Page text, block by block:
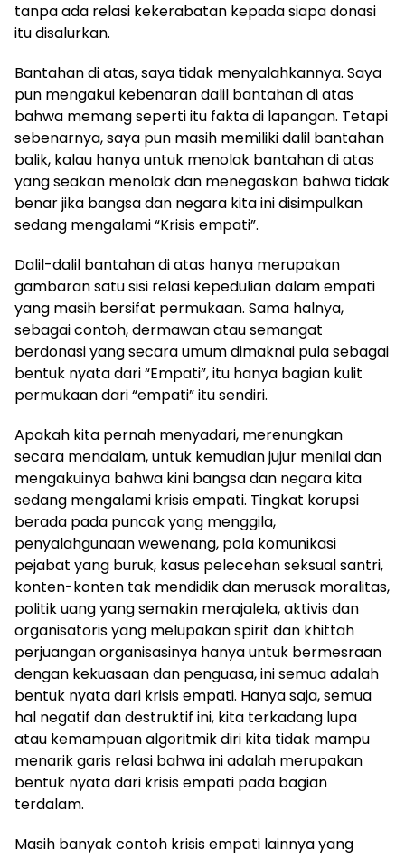
tanpa ada relasi kekerabatan kepada siapa donasi
itu disalurkan.
Bantahan di atas, saya tidak menyalahkannya. Saya
pun mengakui kebenaran dalil bantahan di atas
bahwa memang seperti itu fakta di lapangan. Tetapi
sebenarnya, saya pun masih memiliki dalil bantahan
balik, kalau hanya untuk menolak bantahan di atas
yang seakan menolak dan menegaskan bahwa tidak
benar jika bangsa dan negara kita ini disimpulkan
sedang mengalami “Krisis empati”.
Dalil-dalil bantahan di atas hanya merupakan
gambaran satu sisi relasi kepedulian dalam empati
yang masih bersifat permukaan. Sama halnya,
sebagai contoh, dermawan atau semangat
berdonasi yang secara umum dimaknai pula sebagai
bentuk nyata dari “Empati”, itu hanya bagian kulit
permukaan dari “empati” itu sendiri.
Apakah kita pernah menyadari, merenungkan
secara mendalam, untuk kemudian jujur menilai dan
mengakuinya bahwa kini bangsa dan negara kita
sedang mengalami krisis empati. Tingkat korupsi
berada pada puncak yang menggila,
penyalahgunaan wewenang, pola komunikasi
pejabat yang buruk, kasus pelecehan seksual santri,
konten-konten tak mendidik dan merusak moralitas,
politik uang yang semakin merajalela, aktivis dan
organisatoris yang melupakan spirit dan khittah
perjuangan organisasinya hanya untuk bermesraan
dengan kekuasaan dan penguasa, ini semua adalah
bentuk nyata dari krisis empati. Hanya saja, semua
hal negatif dan destruktif ini, kita terkadang lupa
atau kemampuan algoritmik diri kita tidak mampu
menarik garis relasi bahwa ini adalah merupakan
bentuk nyata dari krisis empati pada bagian
terdalam.
Masih banyak contoh krisis empati lainnya yang